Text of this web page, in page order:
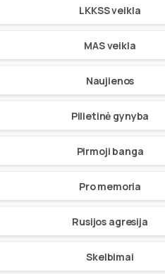
LKKSS veikla
MAS veikla
Naujienos
Pilietinė gynyba
Pirmoji banga
Pro memoria
Rusijos agresija
Skelbimai